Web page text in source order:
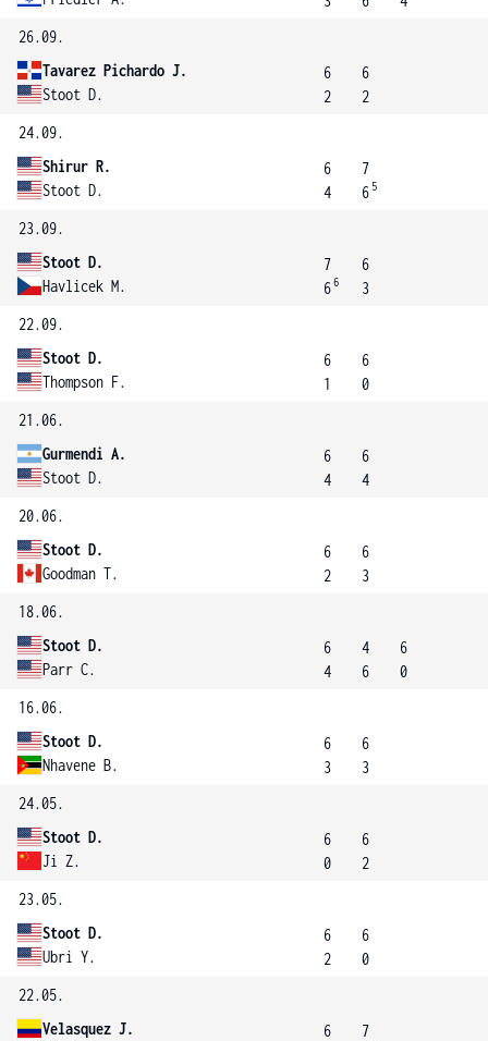
26.09.
Tavarez Pichardo J.
Stoot D.
6
2
6
2
24.09.
Shirur R.
Stoot D.
6
4
7
6 5
23.09.
Stoot D.
Havlicek M.
7
66
6
3
22.09.
Stoot D.
Thompson F.
6
1
6
0
21.06.
Gurmendi A.
Stoot D.
6
4
6
4
20.06.
Stoot D.
Goodman T.
6
2
6
3
18.06.
Stoot D.
Parr C.
6
4
4
6
6
0
16.06.
Stoot D.
Nhavene B.
6
3
6
3
24.05.
Stoot D.
Ji Z.
6
0
6
2
23.05.
Stoot D.
Ubri Y.
6
2
6
0
22.05.
Velasquez J.
6
7